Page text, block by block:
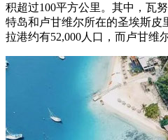
积超过100平方公里。其中，瓦
特岛和卢甘维尔所在的圣埃斯皮
拉港约有52,000人口，而卢甘维